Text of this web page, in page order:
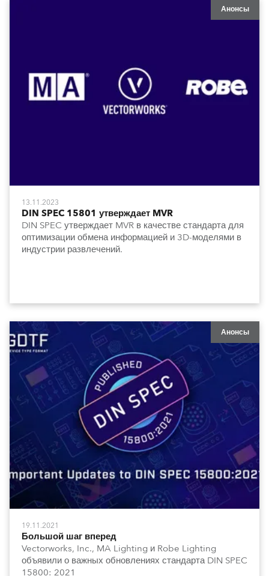
Анонсы
13.11.2023
DIN SPEC 15801 утверждает MVR
DIN SPEC утверждает MVR в качестве стандарта для
оптимизации обмена информацией и 3D-моделями в
индустрии развлечений.
Анонсы
19.11.2021
Большой шаг вперед
Vectorworks, Inc., MA Lighting и Robe Lighting
объявили о важных обновлениях стандарта DIN SPEC
15800: 2021